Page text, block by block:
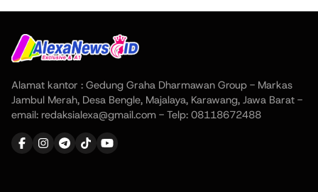
Alamat kantor : Gedung Graha Dharmawan Group - Markas
Jambul Merah, Desa Bengle, Majalaya, Karawang, Jawa Barat -
email: redaksialexa@gmail.com - Telp: 08118672488